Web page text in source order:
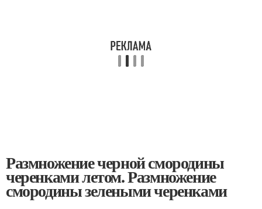
Размножение черной смородины
черенками летом. Размножение
смородины зелеными черенками